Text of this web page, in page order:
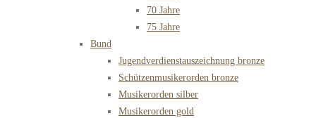
70 Jahre
75 Jahre
Bund
Jugendverdienstauszeichnung bronze
Schützenmusikerorden bronze
Musikerorden silber
Musikerorden gold